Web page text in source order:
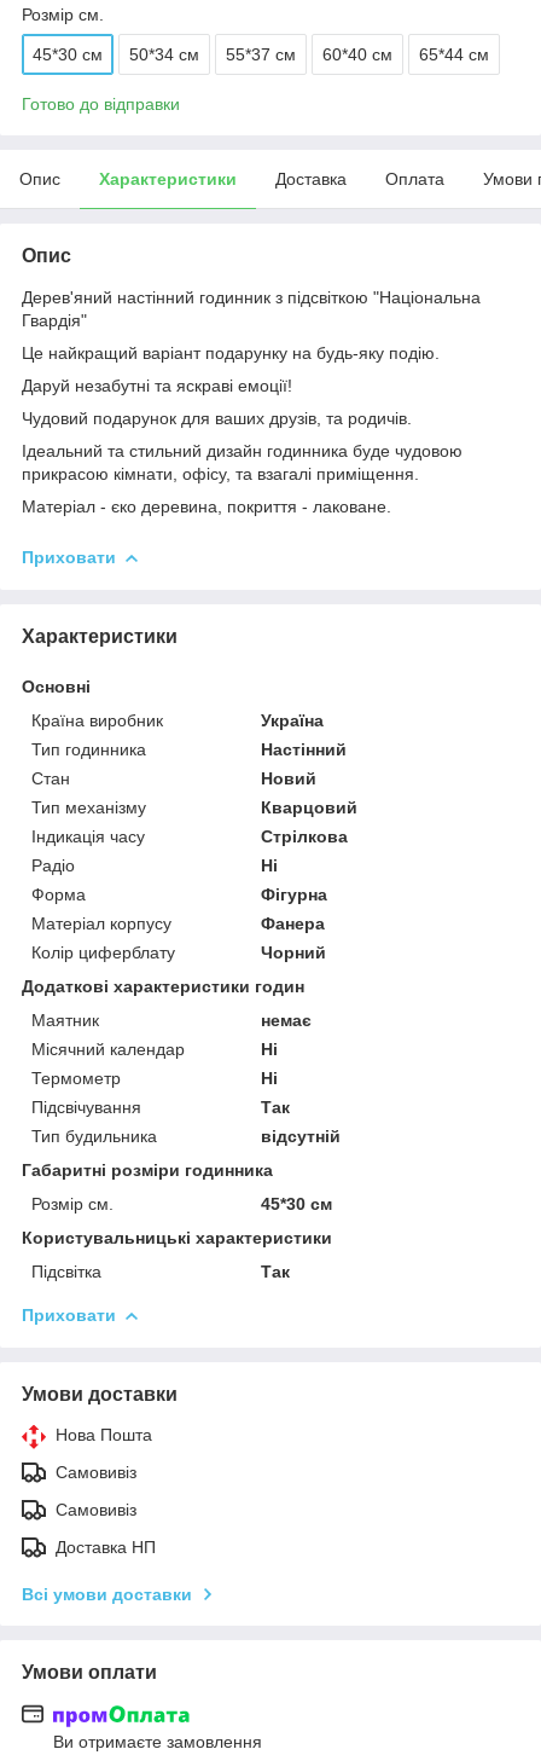
Розмір см.
45*30 см 50*34 см 55*37 см 60*40 см 65*44 см
Готово до відправки
Опис Характеристики Доставка Оплата Умови
Опис
Дерев'яний настінний годинник з підсвіткою "Національна
Гвардія"
Це найкращий варіант подарунку на будь-яку подію.
Даруй незабутні та яскраві емоції!
Чудовий подарунок для ваших друзів, та родичів.
Ідеальний та стильний дизайн годинника буде чудовою
прикрасою кімнати, офісу, та взагалі приміщення.
Матеріал - єко деревина, покриття - лаковане.
Приховати
Характеристики
Основні
Країна виробник
Україна
Тип годинника
Настінний
Стан
Новий
Тип механізму
Кварцовий
Індикація часу
Стрілкова
Радіо
Ні
Форма
Фігурна
Матеріал корпусу
Фанера
Колір циферблату
Чорний
Додаткові характеристики годин
Маятник
немає
Місячний календар
Ні
Термометр
Ні
Підсвічування
Так
Тип будильника
відсутній
Габаритні розміри годинника
Розмір см.
45*30 см
Користувальницькі характеристики
Підсвітка
Так
Приховати
Умови доставки
Нова Пошта
Самовивіз
Самовивіз
Доставка НП
Всі умови доставки
Умови оплати
Ви отримаєте замовлення